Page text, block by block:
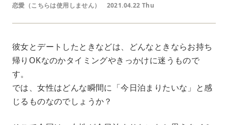
恋愛（こちらは使用しません） 2021.04.22 Thu
彼女とデートしたときなどは、どんなときならお持ち
帰りOKなのかタイミングやきっかけに迷うもので
す。
では、女性はどんな瞬間に「今日泊まりたいな」と感
じるものなのでしょうか？